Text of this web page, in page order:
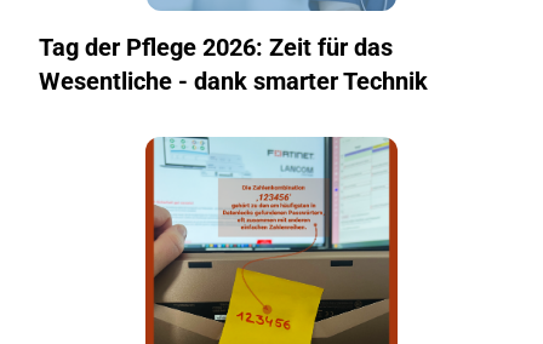
Tag der Pflege 2026: Zeit für das
Wesentliche - dank smarter Technik